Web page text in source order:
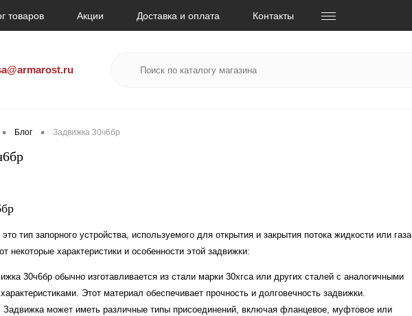
товаров Акции Доставка и оплата Контакты
• Блог • Задвижка 30ч6бр
тип запорного устройства, используемого для открытия и закрытия потока жидкости или газа
некоторые характеристики и особенности этой задвижки:
30ч6бр обычно изготавливается из стали марки 30хгса или других сталей с аналогичными
Этот материал обеспечивает прочность и долговечность задвижки.
Задвижка может иметь различные типы присоединений, включая фланцевое, муфтовое или